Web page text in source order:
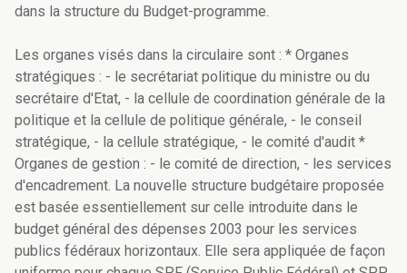
dans la structure du Budget-programme.
Les organes visés dans la circulaire sont : * Organes
stratégiques : - le secrétariat politique du ministre ou du
secrétaire d'Etat, - la cellule de coordination générale de la
politique et la cellule de politique générale, - le conseil
stratégique, - la cellule stratégique, - le comité d'audit *
Organes de gestion : - le comité de direction, - les services
d'encadrement. La nouvelle structure budgétaire proposée
est basée essentiellement sur celle introduite dans le
budget général des dépenses 2003 pour les services
publics fédéraux horizontaux. Elle sera appliquée de façon